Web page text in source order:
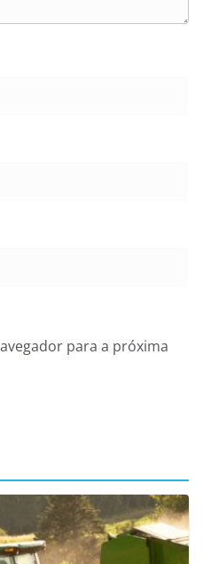
para a próxima